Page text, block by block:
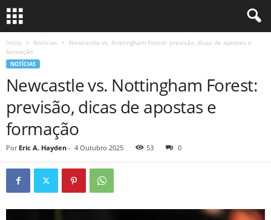
Início Notícias
Newcastle vs. Nottingham Forest: previsão, dicas de apostas e
formação
NOTÍCIAS
Newcastle vs. Nottingham Forest:
previsão, dicas de apostas e
formação
Por Eric A. Hayden - 4 Outubro 2025 53 0